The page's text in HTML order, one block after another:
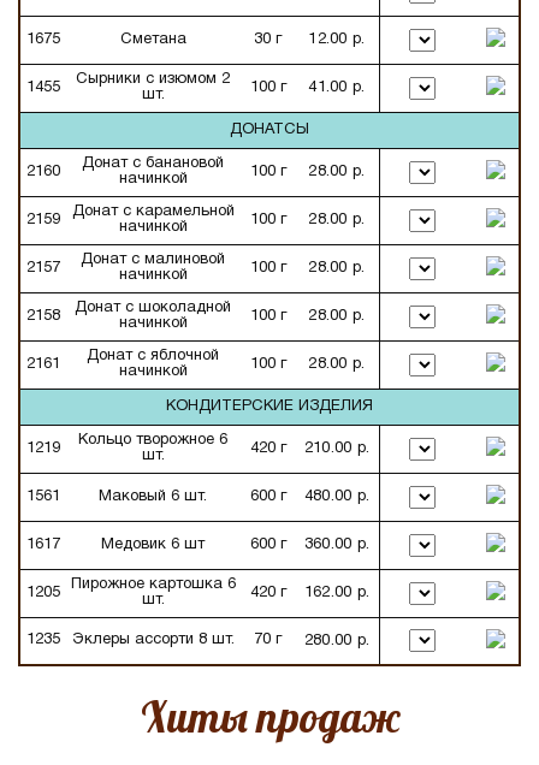
1675 Сметана 30 г 12.00 р.
1455
Сырники с изюмом 2
шт.
100 г 41.00 р.
ДОНАТСЫ
2160
Донат с банановой
начинкой
100 г 28.00 р.
2159
Донат с карамельной
начинкой
100 г 28.00 р.
2157
Донат с малиновой
начинкой
100 г 28.00 р.
2158
Донат с шоколадной
начинкой
100 г 28.00 р.
2161
Донат с яблочной
начинкой
100 г 28.00 р.
КОНДИТЕРСКИЕ ИЗДЕЛИЯ
1219
Кольцо творожное 6
шт.
420 г 210.00 р.
1561 Маковый 6 шт. 600 г 480.00 р.
1617 Медовик 6 шт 600 г 360.00 р.
1205
Пирожное картошка 6
шт.
420 г 162.00 р.
1235 Эклеры ассорти 8 шт. 70 г 280.00 р.
Хиты продаж